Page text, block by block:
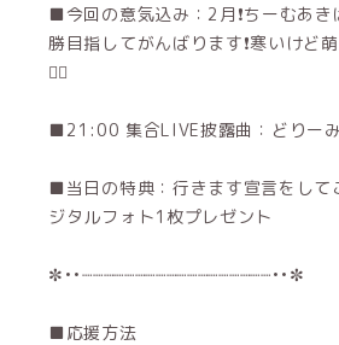
■今回の意気込み：2月❗️ちーむあ
勝目指してがんばります❗️寒いけど
❤️‍🔥
■21:00 集合LIVE披露曲：どりー
■当日の特典：行きます宣言をし
ジタルフォト1枚プレゼント
✼••┈┈┈┈┈┈┈┈┈┈┈┈┈┈┈┈┈┈••✼
■応援方法